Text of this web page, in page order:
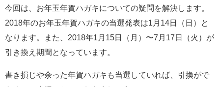
今回は、お年玉年賀ハガキについての疑問を解決します。
2018年のお年玉年賀ハガキの当選発表は1月14日（日）と
なります。また、2018年1月15日（月）〜7月17日（火）が
引き換え期間となっています。
書き損じや余った年賀ハガキも当選していれば、引換がで